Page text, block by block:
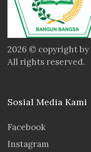
2026 © copyright by
All rights reserved.
Sosial Media Kami
Facebook
Instagram